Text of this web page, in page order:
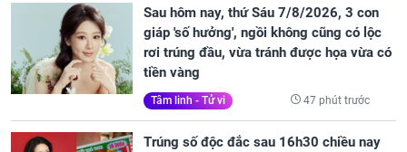
Sau hôm nay, thứ Sáu 7/8/2026, 3 con
giáp 'số hưởng', ngồi không cũng có lộc
rơi trúng đầu, vừa tránh được họa vừa có
tiền vàng
Tâm linh - Tử vi 47 phút trước
Trúng số độc đắc sau 16h30 chiều nay